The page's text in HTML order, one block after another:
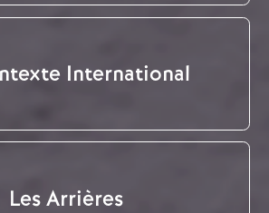
International
Les Arrières